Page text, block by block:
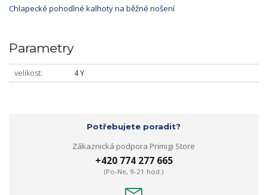
Chlapecké pohodlné kalhoty na běžné nošení
Parametry
velikost 4 Y
Potřebujete poradit?
Zákaznická podpora Primigi Store
+420 774 277 665
(Po-Ne, 9-21 hod.)